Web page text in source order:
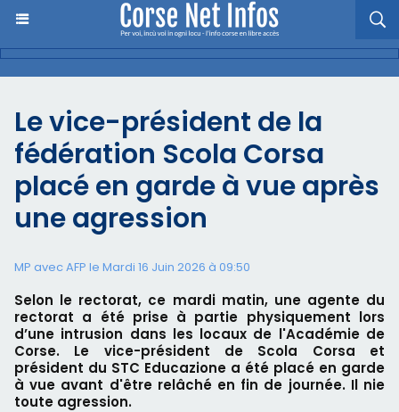
Le vice-président de la
fédération Scola Corsa
placé en garde à vue après
une agression
MP avec AFP le Mardi 16 Juin 2026 à 09:50
Selon le rectorat, ce mardi matin, une agente du
rectorat a été prise à partie physiquement lors
d’une intrusion dans les locaux de l'Académie de
Corse. Le vice-président de Scola Corsa et
président du STC Educazione a été placé en garde
à vue avant d'être relâché en fin de journée. Il nie
toute agression.